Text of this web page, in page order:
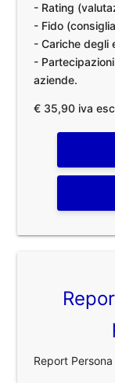
- Rating
- Fido
- Cariche degli
-
aziende.
€ 35,90 iva
Report Persona